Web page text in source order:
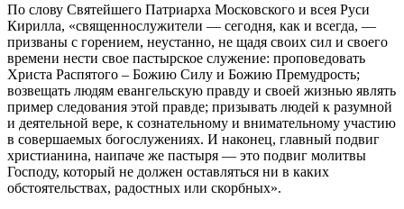
По слову Святейшего Патриарха Московского и всея Руси
Кирилла, «священнослужители — сегодня, как и всегда, —
призваны с горением, неустанно, не щадя своих сил и своего
времени нести свое пастырское служение: проповедовать
Христа Распятого – Божию Силу и Божию Премудрость;
возвещать людям евангельскую правду и своей жизнью являть
пример следования этой правде; призывать людей к разумной
и деятельной вере, к сознательному и внимательному участию
в совершаемых богослужениях. И наконец, главный подвиг
христианина, наипаче же пастыря — это подвиг молитвы
Господу, который не должен оставляться ни в каких
обстоятельствах, радостных или скорбных».